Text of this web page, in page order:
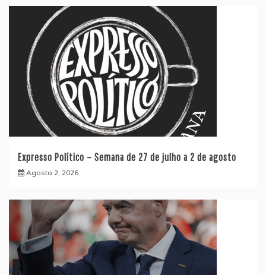
Expresso Político – Semana de 27 de julho a 2 de agosto
Agosto 2, 2026